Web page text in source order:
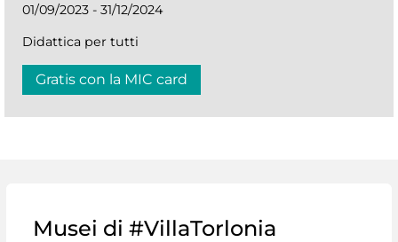
01/09/2023 - 31/12/2024
Didattica per tutti
Gratis con la MIC card
Musei di #VillaTorlonia